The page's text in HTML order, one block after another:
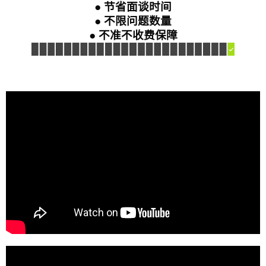
● 节省面谈时间
● 不限问题数量
● 不准不收费保障